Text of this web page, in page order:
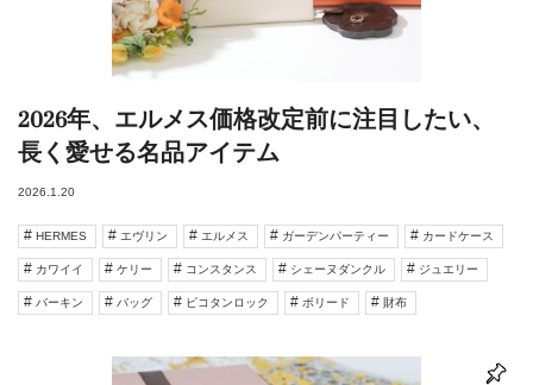
2026年、エルメス価格改定前に注目したい、
長く愛せる名品アイテム
2026.1.20
HERMES エヴリン エルメス ガーデンパーティー カードケース
カワイイ ケリー コンスタンス シェーヌダンクル ジュエリー
バーキン バッグ ピコタンロック ボリード 財布